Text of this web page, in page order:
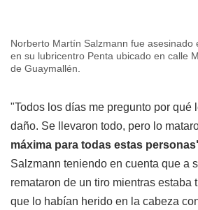
Norberto Martín Salzmann fue asesinado
en su lubricentro Penta ubicado en calle
de Guaymallén.
"Todos los días me pregunto por qué
daño. Se llevaron todo, pero lo
máxima para todas estas
Salzmann teniendo en cuenta que a
remataron de un tiro mientras estaba
que lo habían herido en la cabeza